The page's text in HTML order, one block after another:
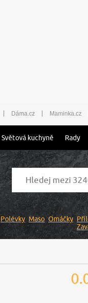
| Dáma.cz | Maminka.cz
Světová kuchyně Rady
Polévky Maso Omáčky